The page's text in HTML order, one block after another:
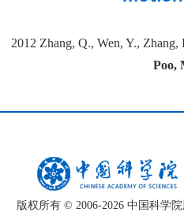
2012 Zhang, Q., Wen, Y.,
Poo,
版权所有 © 2006-2026 中国科学